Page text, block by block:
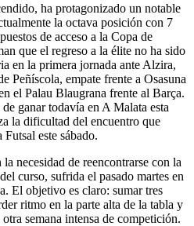
ha protagonizado un notable
la octava posición con 7
de acceso a la Copa de
que el regreso a la élite no ha sido
en la primera jornada ante Alzira,
Peñíscola, empate frente a Osasuna
el Palau Blaugrana frente al Barça.
ganar todavía en A Malata esta
la dificultad del encuentro que
este sábado.
necesidad de reencontrarse con la
curso, sufrida el pasado martes en
El objetivo es claro: sumar tres
ritmo en la parte alta de la tabla y
semana intensa de competición.